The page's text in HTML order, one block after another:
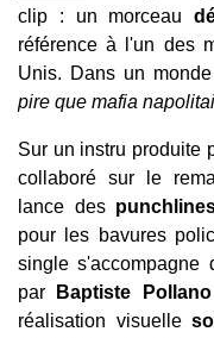
clip : un morceau
référence à l'un des
Unis. Dans un
pire que mafia
Sur un instru produite
collaboré sur le
lance des
pour les bavures
single s'accompagne
par
Baptiste
réalisation visuelle